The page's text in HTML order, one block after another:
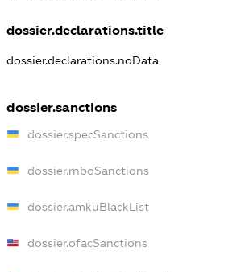
dossier.declarations.title
dossier.declarations.noData
dossier.sanctions
dossier.specSanctions
dossier.rnboSanctions
dossier.amkuBlackList
dossier.ofacSanctions